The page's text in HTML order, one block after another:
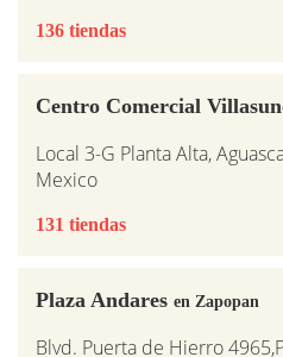
136 tiendas
Centro Comercial
Local 3-G Planta Alta,
Mexico
131 tiendas
Plaza Andares en Zapopan
Blvd. Puerta de Hierro